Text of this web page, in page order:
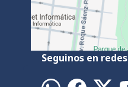
Seguinos en redes